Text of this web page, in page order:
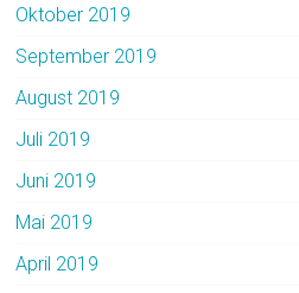
Oktober 2019
September 2019
August 2019
Juli 2019
Juni 2019
Mai 2019
April 2019